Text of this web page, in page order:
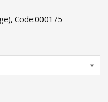
Code:000175